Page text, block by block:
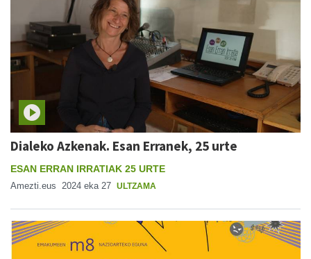
Dialeko Azkenak. Esan Erranek, 25 urte
ESAN ERRAN IRRATIAK 25 URTE
Amezti.eus 2024 eka 27 ULTZAMA